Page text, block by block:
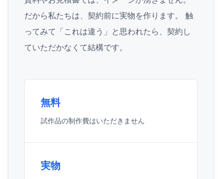
だから私たちは、契約前に実物を作ります。 触
ってみて「これは違う」と思われたら、契約し
ていただかなくて結構です。
無料
試作品の制作費はいただきません
実物